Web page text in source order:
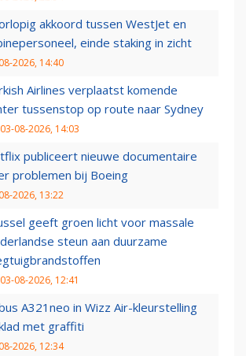
akkoord tussen WestJet en
einde staking in zicht
2026, 14:40
Airlines verplaatst komende
tussenstop op route naar Sydney
03-08-2026, 14:03
publiceert nieuwe documentaire
problemen bij Boeing
2026, 13:22
geeft groen licht voor massale
steun aan duurzame
03-08-2026, 12:41
A321neo in Wizz Air-kleurstelling
met graffiti
2026, 12:34